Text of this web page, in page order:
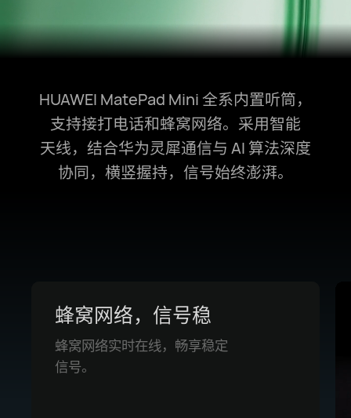
HUAWEI MatePad Mini 全系内置听筒，
支持接打电话和蜂窝网络。采⁠用智能
天⁠线，结合华为灵犀通信与 AI 算法深度
协同，横竖握持，信⁠号始终澎湃。
蜂窝网络，信号稳
蜂窝网络实时在线，畅享稳定
信号。